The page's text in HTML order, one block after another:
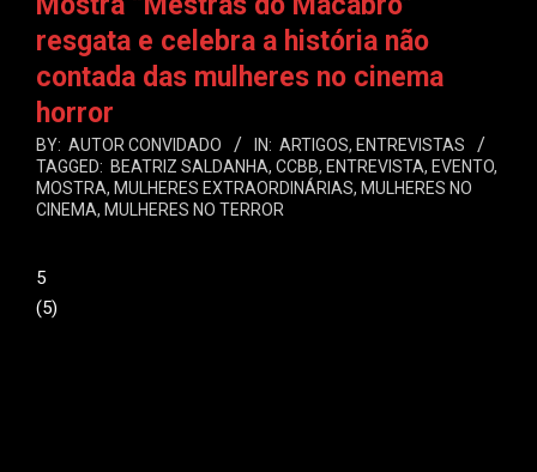
resgata e celebra a história não
contada das mulheres no cinema
horror
BY: AUTOR CONVIDADO IN: ARTIGOS, ENTREVISTAS
TAGGED: BEATRIZ SALDANHA, CCBB, ENTREVISTA, EVENTO,
MOSTRA, MULHERES EXTRAORDINÁRIAS, MULHERES NO
CINEMA, MULHERES NO TERROR
5
(5)